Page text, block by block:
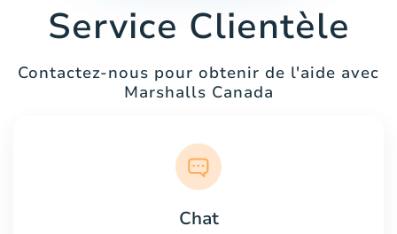
Service Clientèle
Contactez-nous pour obtenir de l'aide avec
Marshalls Canada
Chat